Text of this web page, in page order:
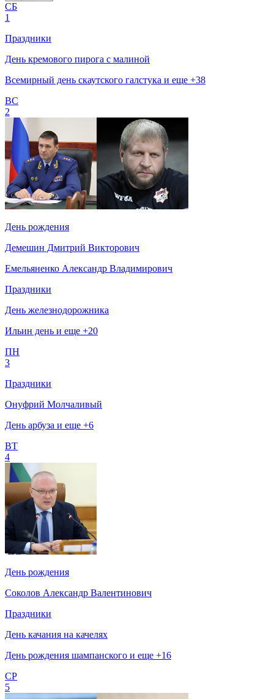
СБ
1
Праздники
День кремового пирога с малиной
Всемирный день скаутского галстука и еще +38
ВС
2
День рождения
Демешин Дмитрий Викторович
Емельяненко Александр Владимирович
Праздники
День железнодорожника
Ильин день и еще +20
ПН
3
Праздники
Онуфрий Молчаливый
День арбуза и еще +6
ВТ
4
День рождения
Соколов Александр Валентинович
Праздники
День качания на качелях
День рождения шампанского и еще +16
СР
5